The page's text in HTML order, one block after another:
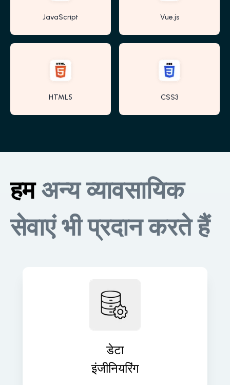
JavaScript Vue.js
HTML5 CSS3
हमअन्य व्यावसायिक
सेवाएं भी प्रदान करते हैं
डेटा
इंजीनियरिंग
सटीक, वास्तविक समय की जानकारी और
विश्लेषण के लिए मज़बूत डेटा पाइपलाइन बनाएँ।
जो निर्णय लेने में मदद करती हैं।